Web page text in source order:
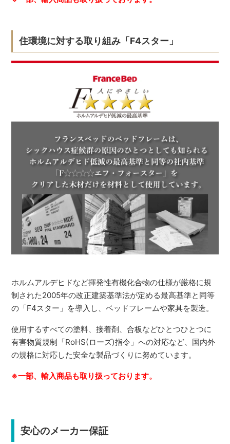
住環境に対する取り組み「F4スター」
ホルムアルデヒドなど揮発性有機化合物の仕様が厳格に規
制された2005年の改正建築基準法が定める最高基準と同等
の「F4スター」を導入し、ベッドフレームや家具を製造。
使用するすべての塗料、接着剤、合板などひとつひとつに
有害物質規制「RoHS(ローズ)指令」への対応など、国内外
の規格に対応した安全な製品づくりに努めています。
※一部、輸入商品も取り扱っております。
安心のメーカー保証